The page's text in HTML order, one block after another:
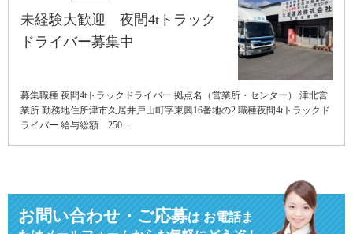
未経験大歓迎 夜間4tトラック
ドライバー募集中
募集職種 夜間4tトラックドライバー 拠点名（営業所・センター） 津北営
業所 勤務地住所津市久居井戸山町字東興16番地の2 職種夜間4tトラックド
ライバー 給与総額 250...
お問い合わせ・ご応募はお電話ま